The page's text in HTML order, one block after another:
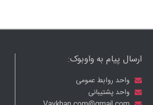
ارسال پیام به واوبوک:
واحد روابط عمومی
واحد پشتیبانی